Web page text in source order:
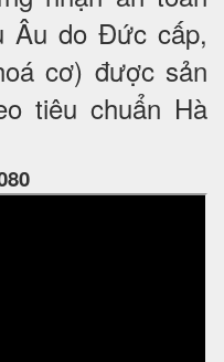
Âu do Đức cấp,
cơ) được sản
tiêu chuẩn Hà